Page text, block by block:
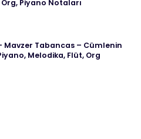
Piyano Notaları
Mavzer Tabancas – Cümlenin
Melodika, Flüt, Org